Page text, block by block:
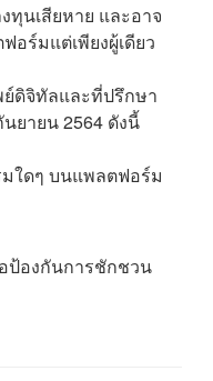
ทุนเสียหาย และอาจ
ร์มแต่เพียงผู้เดียว
ดิจิทัลและที่ปรึกษา
ยายน 2564 ดังนี้
ใดๆ บนแพลตฟอร์ม
ป้องกันการชักชวน